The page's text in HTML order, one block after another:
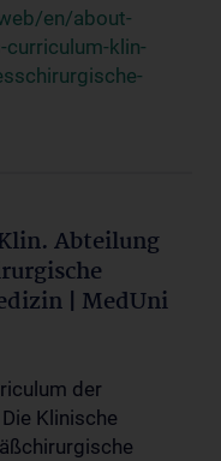
en/about-
klin-
Abteilung
| MedUni
der
Klinische